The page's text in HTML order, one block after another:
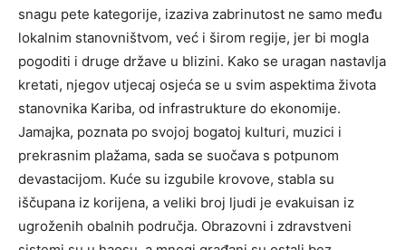
snagu pete kategorije, izaziva zabrinutost ne samo među
lokalnim stanovništvom, već i širom regije, jer bi mogla
pogoditi i druge države u blizini. Kako se uragan nastavlja
kretati, njegov utjecaj osjeća se u svim aspektima života
stanovnika Kariba, od infrastrukture do ekonomije.
Jamajka, poznata po svojoj bogatoj kulturi, muzici i
prekrasnim plažama, sada se suočava s potpunom
devastacijom. Kuće su izgubile krovove, stabla su
iščupana iz korijena, a veliki broj ljudi je evakuisan iz
ugroženih obalnih područja. Obrazovni i zdravstveni